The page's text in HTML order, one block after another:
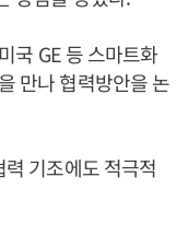
국 GE 등 스마트화
만나 협력방안을 논
기조에도 적극적